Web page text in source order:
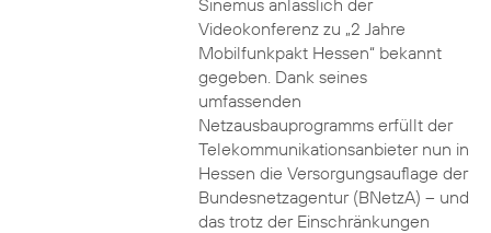
Sinemus anlässlich der
Videokonferenz zu „2 Jahre
Mobilfunkpakt Hessen“ bekannt
gegeben. Dank seines
umfassenden
Netzausbauprogramms erfüllt der
Telekommunikationsanbieter nun in
Hessen die Versorgungsauflage der
Bundesnetzagentur (BNetzA) – und
das trotz der Einschränkungen